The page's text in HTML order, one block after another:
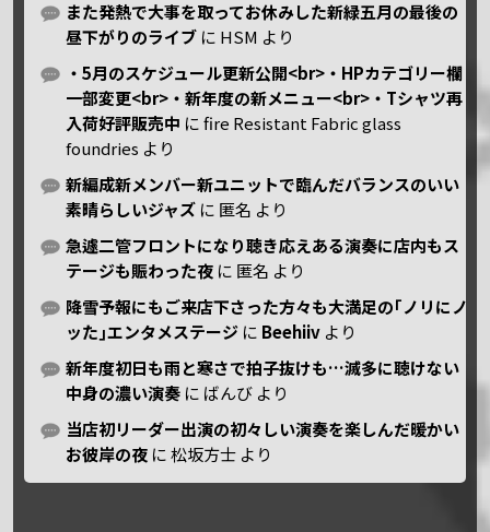
また発熱で大事を取ってお休みした新緑五月の最後の
昼下がりのライブ に HSM より
・5月のスケジュール更新公開<br>・HPカテゴリー欄
一部変更<br>・新年度の新メニュー<br>・Tシャツ再
入荷好評販売中 にfire Resistant Fabric glass
foundries より
新編成新メンバー新ユニットで臨んだバランスのいい
素晴らしいジャズ に 匿名 より
急遽二管フロントになり聴き応えある演奏に店内もス
テージも賑わった夜 に 匿名 より
降雪予報にもご来店下さった方々も大満足の｢ノリにノ
ッた｣エンタメステージ に Beehiiv より
新年度初日も雨と寒さで拍子抜けも…滅多に聴けない
中身の濃い演奏 に ばんび より
当店初リーダー出演の初々しい演奏を楽しんだ暖かい
お彼岸の夜 に松坂方士 より